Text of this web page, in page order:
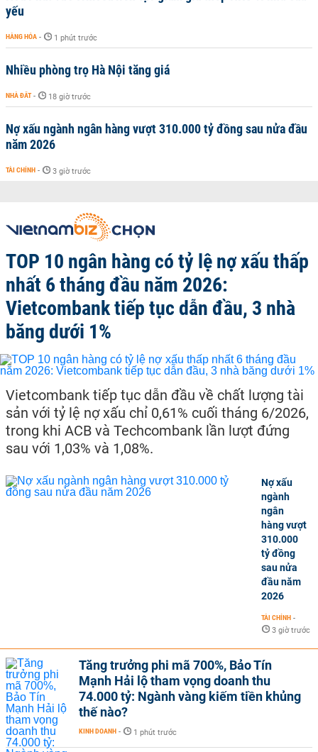
yếu
HÀNG HÓA - 1 phút trước
Nhiều phòng trọ Hà Nội tăng giá
NHÀ ĐẤT - 18 giờ trước
Nợ xấu ngành ngân hàng vượt 310.000 tỷ đồng sau nửa đầu
năm 2026
TÀI CHÍNH - 3 giờ trước
TOP 10 ngân hàng có tỷ lệ nợ xấu thấp
nhất 6 tháng đầu năm 2026:
Vietcombank tiếp tục dẫn đầu, 3 nhà
băng dưới 1%
Vietcombank tiếp tục dẫn đầu về chất lượng tài
sản với tỷ lệ nợ xấu chỉ 0,61% cuối tháng 6/2026,
trong khi ACB và Techcombank lần lượt đứng
sau với 1,03% và 1,08%.
Nợ xấu
ngành
ngân
hàng vượt
310.000
tỷ đồng
sau nửa
đầu năm
2026
TÀI CHÍNH -
3 giờ trước
Tăng trưởng phi mã 700%, Bảo Tín
Mạnh Hải lộ tham vọng doanh thu
74.000 tỷ: Ngành vàng kiếm tiền khủng
thế nào?
KINH DOANH - 1 phút trước